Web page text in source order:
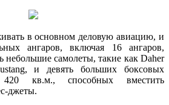
в основном деловую авиацию, и
ангаров, включая 16 ангаров,
небольшие самолеты, такие как Daher
и девять больших боксовых
кв.м., способных вместить
джеты.